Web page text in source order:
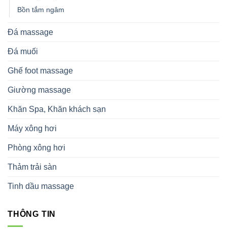
Bồn tắm ngâm
Đá massage
Đá muối
Ghế foot massage
Giường massage
Khăn Spa, Khăn khách sạn
Máy xông hơi
Phòng xông hơi
Thảm trải sàn
Tinh dầu massage
THÔNG TIN